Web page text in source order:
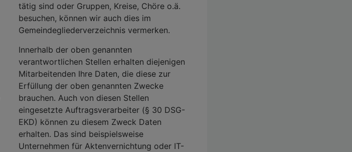
tätig sind oder Gruppen, Kreise, Chöre o.ä.
besuchen, können wir auch dies im
Gemeindegliederverzeichnis vermerken.
Innerhalb der oben genannten
verantwortlichen Stellen erhalten diejenigen
Mitarbeitenden Ihre Daten, die diese zur
Erfüllung der oben genannten Zwecke
brauchen. Auch von diesen Stellen
eingesetzte Auftragsverarbeiter (§ 30 DSG-
EKD) können zu diesem Zweck Daten
erhalten. Das sind beispielsweise
Unternehmen für Aktenvernichtung oder IT-